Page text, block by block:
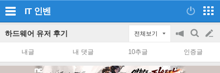
IT 인벤
하드웨어 유저 후기 전체보기
공
on/off
검
색
글
쓰
내글 내 댓글 10추글 인증글